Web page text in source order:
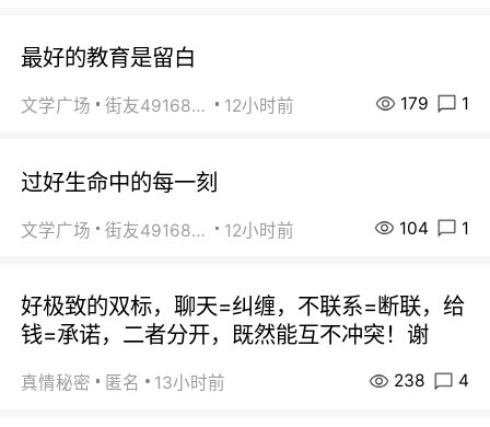
最好的教育是留白
文学广场 街友49168527 12小时前 179 1
过好生命中的每一刻
文学广场 街友49168527 12小时前 104 1
好极致的双标，聊天=纠缠，不联系=断联，给
钱=承诺，二者分开，既然能互不冲突！谢
真情秘密 匿名 13小时前 238 4